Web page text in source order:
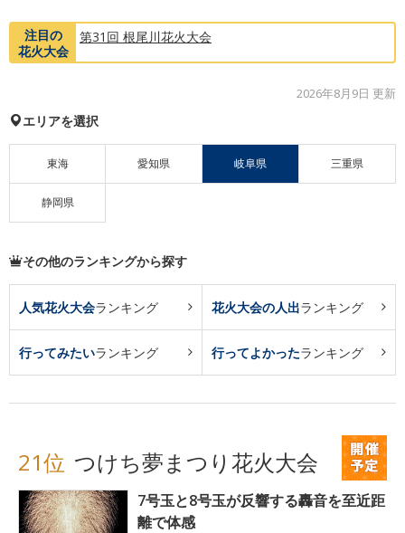
注目の
花火大会
第31回 根尾川花火大会
2026年8月9日 更新
エリアを選択
東海 愛知県 岐阜県 三重県
静岡県
その他のランキングから探す
人気花火大会ランキング 花火大会の人出ランキング
行ってみたいランキング 行ってよかったランキング
21位 つけち夢まつり花火大会
7号玉と8号玉が反響する轟音を至近距
離で体感